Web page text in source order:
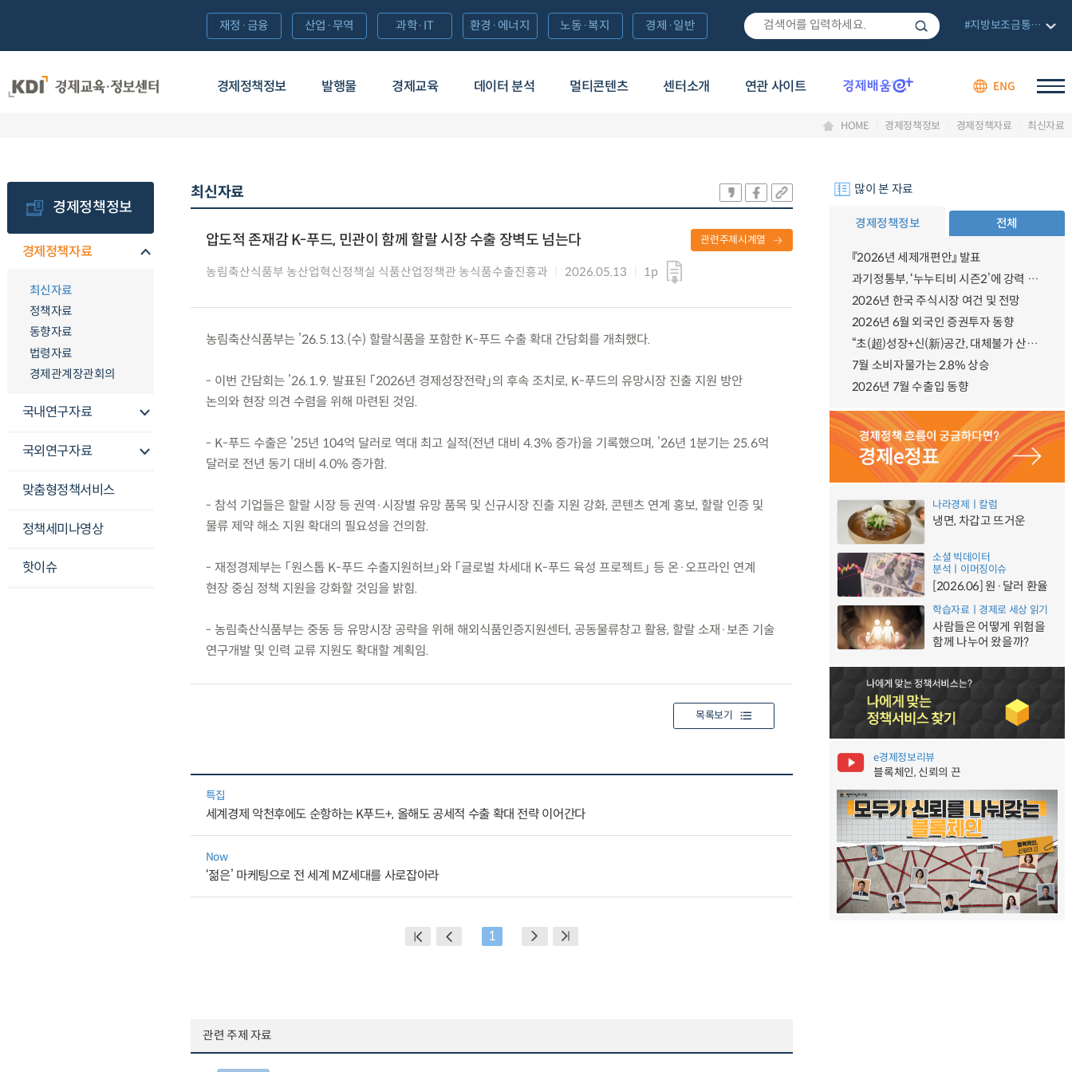
경제정책정보 발행물 경제교육 데이터 분석 멀티콘텐츠 센터소개 연관 사이트 ENG
재정·금융 산업·무역 과학·IT 환경·에너지 노동·복지 경제·일반 #지방보조금통합관리망
HOME 경제정책정보 경제정책자료 최신자료
경제정책정보
경제정책자료
최신자료
정책자료
동향자료
법령자료
경제관계장관회의
국내연구자료
국외연구자료
맞춤형정책서비스
정책세미나영상
핫이슈
최신자료
압도적 존재감 K-푸드, 민관이 함께 할랄 시장 수출 장벽도 넘는다
농림축산식품부 농산업혁신정책실 식품산업정책관 농식품수출진흥과 2026.05.13 1p
관련주제시계열
농림축산식품부는 ’26.5.13.(수) 할랄식품을 포함한 K-푸드 수출 확대 간담회를 개최했다.
- 이번 간담회는 ’26.1.9. 발표된 「2026년 경제성장전략」의 후속 조치로, K-푸드의 유망시장 진출 지원 방안
논의와 현장 의견 수렴을 위해 마련된 것임.
- K-푸드 수출은 ’25년 104억 달러로 역대 최고 실적(전년 대비 4.3% 증가)을 기록했으며, ’26년 1분기는 25.6억
달러로 전년 동기 대비 4.0% 증가함.
- 참석 기업들은 할랄 시장 등 권역·시장별 유망 품목 및 신규시장 진출 지원 강화, 콘텐츠 연계 홍보, 할랄 인증 및
물류 제약 해소 지원 확대의 필요성을 건의함.
- 재정경제부는 「원스톱 K-푸드 수출지원허브」와 「글로벌 차세대 K-푸드 육성 프로젝트」 등 온·오프라인 연계
현장 중심 정책 지원을 강화할 것임을 밝힘.
- 농림축산식품부는 중동 등 유망시장 공략을 위해 해외식품인증지원센터, 공동물류창고 활용, 할랄 소재·보존 기술
연구개발 및 인력 교류 지원도 확대할 계획임.
목록보기
특집
세계경제 악천후에도 순항하는 K푸드+, 올해도 공세적 수출 확대 전략 이어간다
Now
‘젊은’ 마케팅으로 전 세계 MZ세대를 사로잡아라
1
관련 주제 자료
많이 본 자료
경제정책정보 전체
『2026년 세제개편안』 발표
과기정통부, ‘누누티비 시즌2’에 강력 대응 의지 밝혀
2026년 한국 주식시장 여건 및 전망
2026년 6월 외국인 증권투자 동향
“초(超)성장+신(新)공간, 대체불가 산업강국”
7월 소비자물가는 2.8% 상승
2026년 7월 수출입 동향
나라경제ㅣ칼럼
냉면, 차갑고 뜨거운
소셜 빅데이터
분석ㅣ이머징이슈
[2026.06] 원·달러 환율
학습자료ㅣ경제로 세상 읽기
사람들은 어떻게 위험을
함께 나누어 왔을까?
e경제정보리뷰
블록체인, 신뢰의 끈